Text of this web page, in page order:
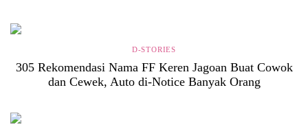
D-STORIES
305 Rekomendasi Nama FF Keren Jagoan Buat Cowok
dan Cewek, Auto di-Notice Banyak Orang